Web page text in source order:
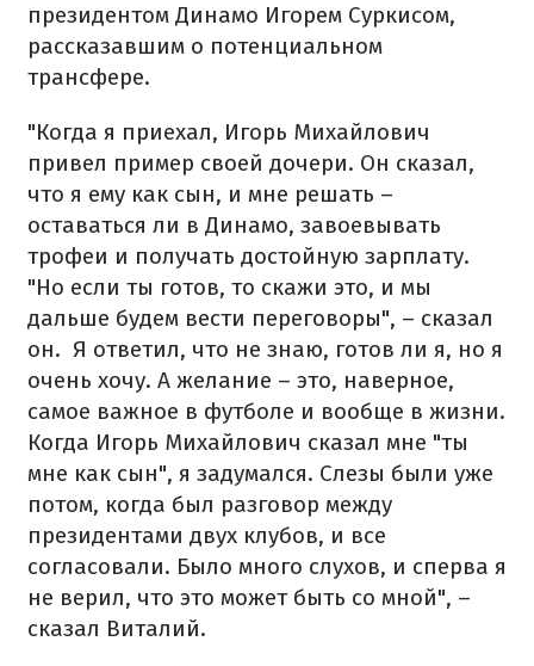
президентом Динамо Игорем Суркисом,
рассказавшим о потенциальном
трансфере.
"Когда я приехал, Игорь Михайлович
привел пример своей дочери. Он сказал,
что я ему как сын, и мне решать –
оставаться ли в Динамо, завоевывать
трофеи и получать достойную зарплату.
"Но если ты готов, то скажи это, и мы
дальше будем вести переговоры", – сказал
он. Я ответил, что не знаю, готов ли я, но я
очень хочу. А желание – это, наверное,
самое важное в футболе и вообще в жизни.
Когда Игорь Михайлович сказал мне "ты
мне как сын", я задумался. Слезы были уже
потом, когда был разговор между
президентами двух клубов, и все
согласовали. Было много слухов, и сперва я
не верил, что это может быть со мной", –
сказал Виталий.